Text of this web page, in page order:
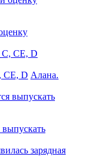
СЕ, D Алана.